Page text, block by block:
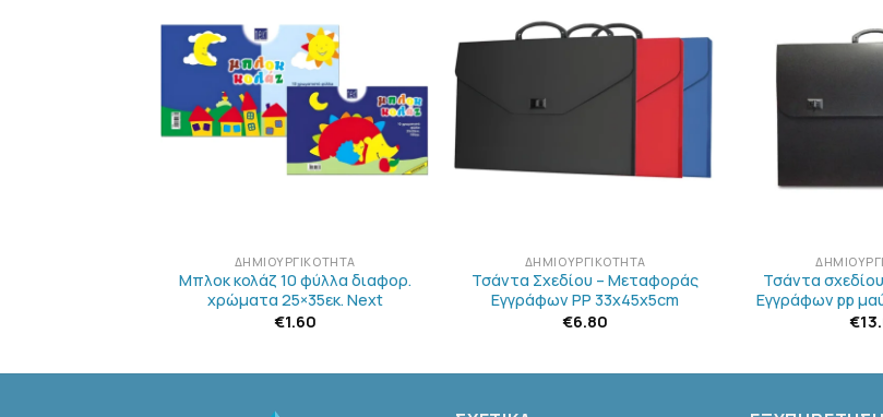
ΠΡΟΣΘΉΚΗ
ΕΠΙΘΥΜΙΏΝ
ΔΗΜΙΟΥΡΓΙΚΌΤΗΤΑ
Μπλοκ κολάζ 10 φύλλα διαφορ.
χρώματα 25×35εκ. Next
€1.60
ΠΡΟΣΘΉΚΗ
ΕΠΙΘΥΜΙΏΝ
ΔΗΜΙΟΥΡΓΙΚΌΤΗΤΑ
Τσάντα Σχεδίου – Μεταφοράς
Εγγράφων PP 33x45x5cm
€6.80
Τσάντα
Εγγράφων pp
€